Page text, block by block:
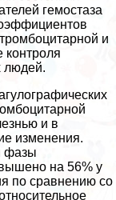
гемостаза
и
контроля
людей.
и в
изменения.
фазы
на 56% у
по сравнению со